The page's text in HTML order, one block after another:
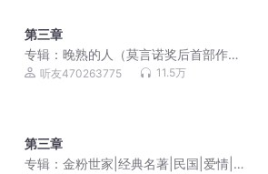
第三章
专辑： 晚熟的人（莫言诺奖后首部作
品） | 莫言
听友470263775 11.5万
第三章
专辑： 金粉世家|经典名著|民国|爱情|免